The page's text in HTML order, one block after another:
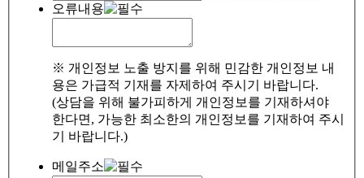
오류내용
※ 개인정보 노출 방지를 위해 민감한 개인정보 내
용은 가급적 기재를 자제하여 주시기 바랍니다.
(상담을 위해 불가피하게 개인정보를 기재하셔야
한다면, 가능한 최소한의 개인정보를 기재하여 주시
기 바랍니다.)
메일주소